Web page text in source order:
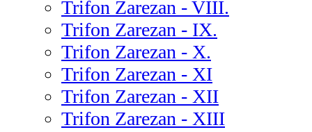
Trifon Zarezan - VIII.
Trifon Zarezan - IX.
Trifon Zarezan - X.
Trifon Zarezan - XI
Trifon Zarezan - XII
Trifon Zarezan - XIII